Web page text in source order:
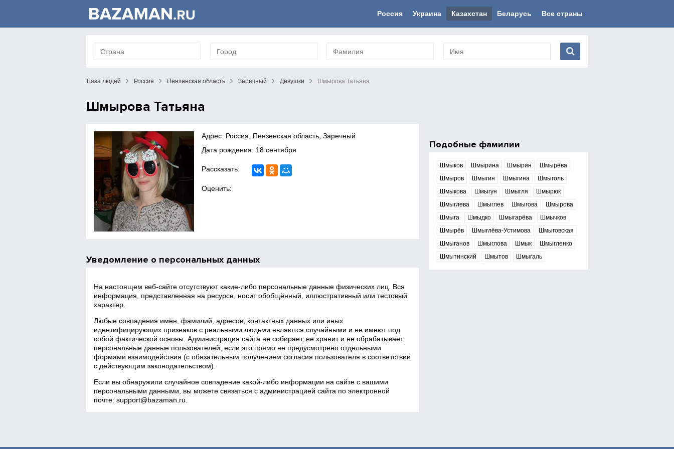
Россия Украина Казахстан Беларусь Все страны
База людей Россия Пензенская область Заречный Девушки Шмырова Татьяна
Шмырова Татьяна
Адрес: Россия, Пензенская область, Заречный
Дата рождения: 18 сентября
Рассказать:
Оценить:
Уведомление о персональных данных
На настоящем веб‑сайте отсутствуют какие‑либо персональные данные физических лиц. Вся
информация, представленная на ресурсе, носит обобщённый, иллюстративный или тестовый
характер.
Любые совпадения имён, фамилий, адресов, контактных данных или иных
идентифицирующих признаков с реальными людьми являются случайными и не имеют под
собой фактической основы. Администрация сайта не собирает, не хранит и не обрабатывает
персональные данные пользователей, если это прямо не предусмотрено отдельными
формами взаимодействия (с обязательным получением согласия пользователя в соответствии
с действующим законодательством).
Если вы обнаружили случайное совпадение какой‑либо информации на сайте с вашими
персональными данными, вы можете связаться с администрацией сайта по электронной
почте:support@bazaman.ru
Подобные фамилии
Шмыков Шмырина Шмырин
Шмырёва
Шмыров
Шмыгин Шмыгина
Шмыголь
Шмыкова
Шмыгун Шмыгля
Шмырюк
Шмыглева
Шмыглев Шмыгова
Шмырова
Шмыга
Шмыдко Шмыгарёва
Шмычков
Шмырёв
Шмыглёва-Устимова
Шмыговская
Шмыганов
Шмыглова Шмык
Шмыгленко
Шмытинский
Шмытов Шмыгаль